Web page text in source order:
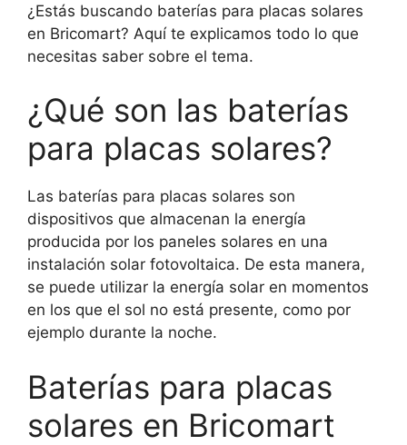
¿Estás buscando baterías para placas solares
en Bricomart? Aquí te explicamos todo lo que
necesitas saber sobre el tema.
¿Qué son las baterías
para placas solares?
Las baterías para placas solares son
dispositivos que almacenan la energía
producida por los paneles solares en una
instalación solar fotovoltaica. De esta manera,
se puede utilizar la energía solar en momentos
en los que el sol no está presente, como por
ejemplo durante la noche.
Baterías para placas
solares en Bricomart